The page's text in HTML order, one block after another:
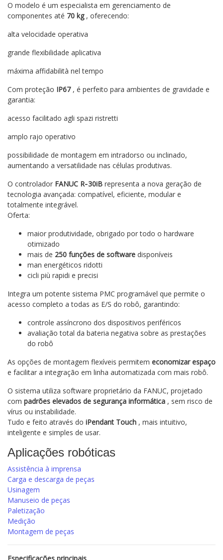
O modelo é um especialista em gerenciamento de
componentes até 70 kg, oferecendo:
alta velocidade operativa
grande flexibilidade aplicativa
máxima affidabilità nel tempo
Com proteção IP67, é perfeito para ambientes de gravidade e
garantia:
acesso facilitado agli spazi ristretti
amplo rajo operativo
possibilidade de montagem em intradorso ou inclinado,
aumentando a versatilidade nas células produtivas.
O controlador FANUC R‑30iB representa a nova geração de
tecnologia avançada: compatível, eficiente, modular e
totalmente integrável.
Oferta:
maior produtividade, obrigado por todo o hardware
otimizado
mais de 250 funções de software disponíveis
man energéticos ridotti
cicli più rapidi e precisi
Integra um potente sistema PMC programável que permite o
acesso completo a todas as E/S do robô, garantindo:
controle assíncrono dos dispositivos periféricos
avaliação total da bateria negativa sobre as prestações
do robô
As opções de montagem flexíveis permitem economizar espaço
e facilitar a integração em linha automatizada com mais robô.
O sistema utiliza software proprietário da FANUC, projetado
com padrões elevados de segurança informática , sem risco de
vírus ou instabilidade.
Tudo e feito através do iPendant Touch , mais intuitivo,
inteligente e simples de usar.
Aplicações robóticas
Assistência à imprensa
Carga e descarga de peças
Usinagem
Manuseio de peças
Paletização
Medição
Montagem de peças